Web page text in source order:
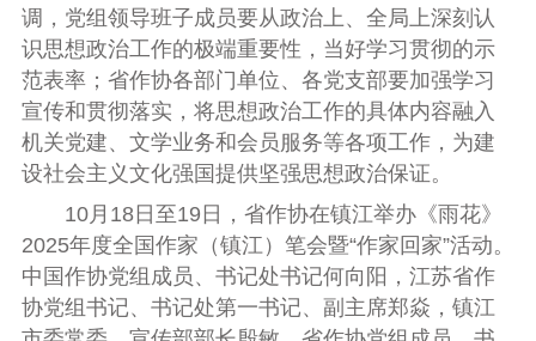
调，党组领导班子成员要从政治上、全局上深刻认
识思想政治工作的极端重要性，当好学习贯彻的示
范表率； 省作协各部门单位、各党支部要加强学习
宣传和贯彻落实，将思想政治工作的具体内容融入
机关党建、文学业务和会员服务等各项工作，为建
设社会主义文化强国提供坚强思想政治保证。
10月18日至19日， 省作协在镇江举办《雨花》
2025年度全国作家（镇江）笔会暨“作家回家”活动。
中国作协党组成员、书记处书记何向阳，江苏省作
协党组书记、书记处第一书记、副主席郑焱，镇江